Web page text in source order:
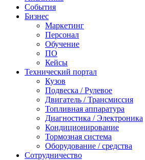
События
Бизнес
Маркетинг
Персонал
Обучение
ПО
Кейсы
Технический портал
Кузов
Подвеска / Рулевое
Двигатель / Трансмиссия
Топливная аппаратура
Диагностика / Электроника
Кондиционирование
Тормозная система
Оборудование / средства
Сотрудничество